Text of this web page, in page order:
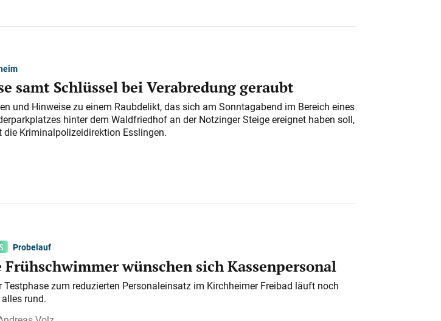
samt Schlüssel bei Verabredung geraubt
und Hinweise zu einem Raubdelikt, das sich am Sonntagabend im Bereich eines
hinter dem Waldfriedhof an der Notzinger Steige ereignet haben soll,
die Kriminalpolizeidirektion Esslingen.
Probelauf
Frühschwimmer wünschen sich Kassenpersonal
Testphase zum reduzierten Personaleinsatz im Kirchheimer Freibad läuft noch
rund.